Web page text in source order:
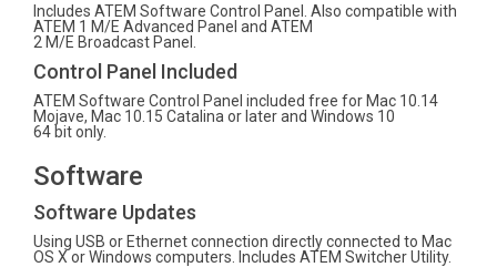
Includes ATEM Software Control Panel. Also compatible with
ATEM 1 M/E Advanced Panel and ATEM
2 M/E Broadcast Panel.
Control Panel Included
ATEM Software Control Panel included free for Mac 10.14
Mojave, Mac 10.15 Catalina or later and Windows 10
64 bit only.
Software
Software Updates
Using USB or Ethernet connection directly connected to Mac
OS X or Windows computers. Includes ATEM Switcher Utility.